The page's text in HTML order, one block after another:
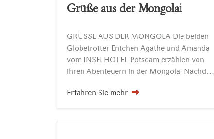
Grüße aus der Mongolai
GRÜSSE AUS DER MONGOLA Die beiden
Globetrotter Entchen Agathe und Amanda
vom INSELHOTEL Potsdam erzählen von
ihren Abenteuern in der Mongolai Nachdem Lise ihren Termin erledigt hatte traf sie sich mit den beiden Entchen zu einem Spaziergang am See vom…
Erfahren Sie mehr